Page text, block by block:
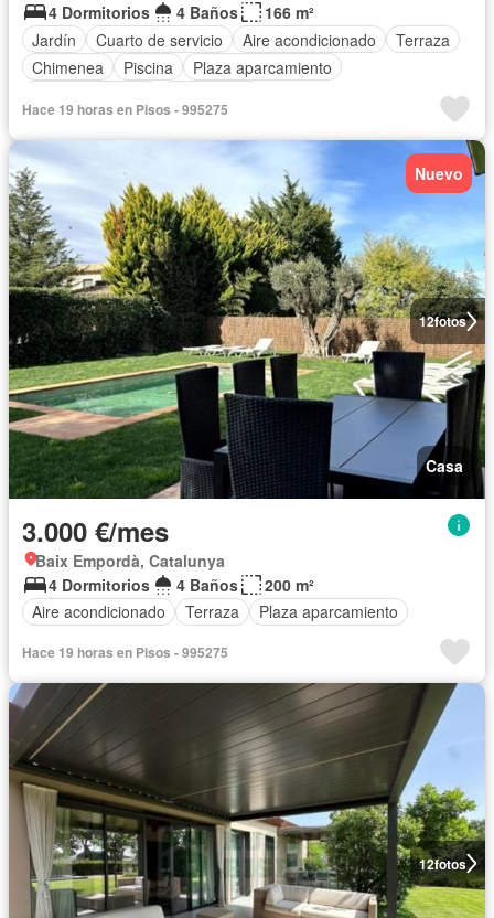
4 Dormitorios
4 Baños
166 m²
Jardín
Cuarto de servicio Aire acondicionado
Terraza
Chimenea
Piscina
Plaza aparcamiento
Hace 19 horas en Pisos - 995275
12fotos
Nuevo
Casa
3.000 €/mes
Baix Empordà, Catalunya
4 Dormitorios
4 Baños
200 m²
Aire acondicionado
Terraza Plaza aparcamiento
Hace 19 horas en Pisos - 995275
12fotos